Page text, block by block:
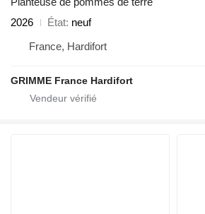
2026
État neuf
France, Hardifort
GRIMME France Hardifort